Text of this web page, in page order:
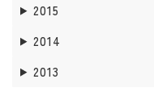
2015
2014
2013